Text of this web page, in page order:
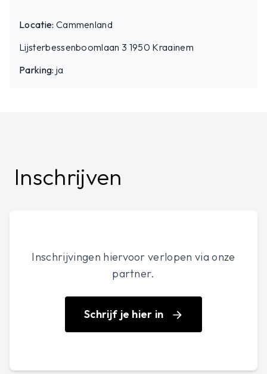
Locatie: Cammenland
Lijsterbessenboomlaan 3 1950 Kraainem
Parking: ja
Inschrijven
Inschrijvingen hiervoor verlopen via onze
partner.
Schrijf je hier in